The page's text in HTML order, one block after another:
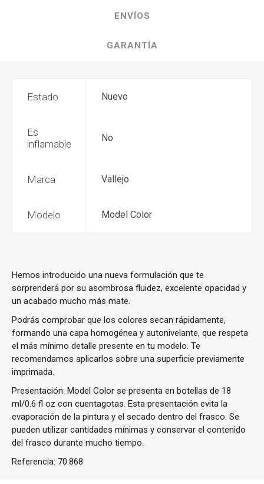
ENVÍOS
GARANTÍA
Estado Nuevo
Es
inflamable
No
Marca Vallejo
Modelo Model Color
Hemos introducido una nueva formulación que te
sorprenderá por su asombrosa fluidez, excelente opacidad y
un acabado mucho más mate.
Podrás comprobar que los colores secan rápidamente,
formando una capa homogénea y autonivelante, que respeta
el más mínimo detalle presente en tu modelo. Te
recomendamos aplicarlos sobre una superficie previamente
imprimada.
Presentación: Model Color se presenta en botellas de 18
ml/0.6 fl oz con cuentagotas. Esta presentación evita la
evaporación de la pintura y el secado dentro del frasco. Se
pueden utilizar cantidades mínimas y conservar el contenido
del frasco durante mucho tiempo.
Referencia: 70.868